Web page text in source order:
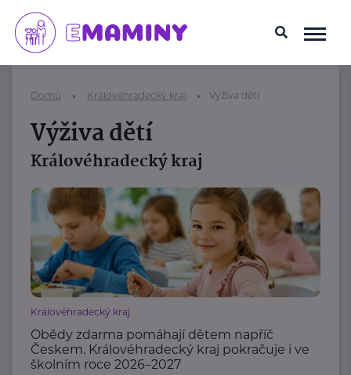
Domů Královéhradecký kraj Výživa dětí
Výživa dětí
Královéhradecký kraj
Královéhradecký kraj
Obědy zdarma pomáhají dětem napříč
Českem. Královéhradecký kraj pokračuje i ve
školním roce 2026–2027